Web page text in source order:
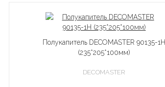
Полукапитель DECOMASTER 90135-1H
(235*205*100мм)
DECOMASTER